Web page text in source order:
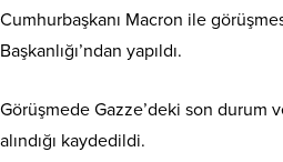
Cumhurbaşkanı Macron ile
Başkanlığı’ndan yapıldı.
Görüşmede Gazze’deki son durum
alındığı kaydedildi.